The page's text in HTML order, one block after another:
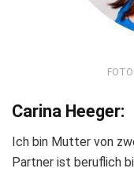
Carina Heeger:
Ich bin Mutter von
Partner ist beruflich